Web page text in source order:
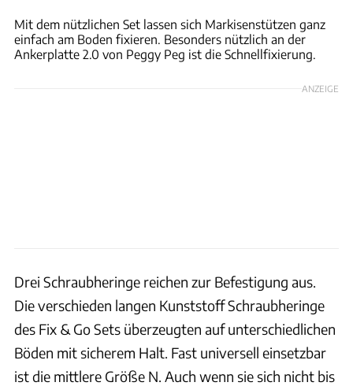
Mit dem nützlichen Set lassen sich Markisenstützen ganz
einfach am Boden fixieren. Besonders nützlich an der
Ankerplatte 2.0 von Peggy Peg ist die Schnellfixierung.
ANZEIGE
Drei Schraubheringe reichen zur Befestigung aus.
Die verschieden langen Kunststoff Schraubheringe
des Fix & Go Sets überzeugten auf unterschiedlichen
Böden mit sicherem Halt. Fast universell einsetzbar
ist die mittlere Größe N. Auch wenn sie sich nicht bis